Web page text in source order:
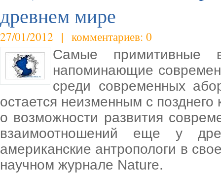
древнем мире
27/01/2012 | комментариев: 0
Самые примитивные
напоминающие
среди современных
остается неизменным с позднего
о возможности развития
взаимоотношений еще у
американские антропологи в
научном журнале Nature.